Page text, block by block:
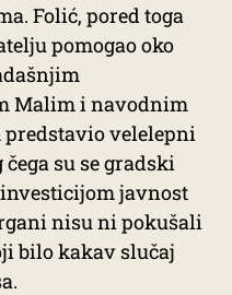
Folić, pored toga
pomogao oko
Malim i navodnim
velelepni
čega su se gradski
javnost
nisu ni pokušali
bilo kakav slučaj